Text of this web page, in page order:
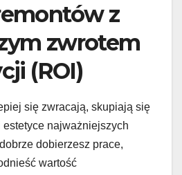
z
zwrotem
(ROI)
się zwracają, skupiają się
najważniejszych
dobierzesz prace,
wartość